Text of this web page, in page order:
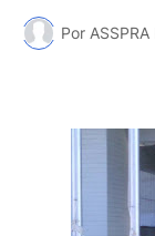
Por ASSPRA